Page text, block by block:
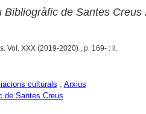
de Santes Creus
Vol. XXX (2019-2020) , p. 169- : il.
culturals ; Arxius
de Santes Creus